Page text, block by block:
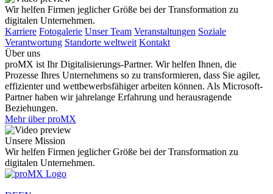
Wir helfen Firmen jeglicher Größe bei der Transformation zu
digitalen Unternehmen.
Karriere Fotogalerie Unser Team Veranstaltungen Soziale
Verantwortung Standorte weltweit Kontakt
Über uns
proMX ist Ihr Digitalisierungs-Partner. Wir helfen Ihnen, die
Prozesse Ihres Unternehmens so zu transformieren, dass Sie agiler,
effizienter und wettbewerbsfähiger arbeiten können. Als Microsoft-
Partner haben wir jahrelange Erfahrung und herausragende
Beziehungen.
Mehr über proMX
Unsere Mission
Wir helfen Firmen jeglicher Größe bei der Transformation zu
digitalen Unternehmen.